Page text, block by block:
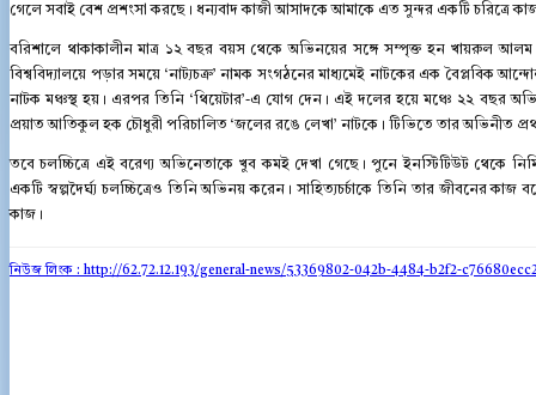
গেলে সবাই বেশ প্রশংসা করছে। ধন্যবাদ কাজী আসাদকে আমাকে এত সুন্দর একটি চরিত্রে
বরিশালে থাকাকালীন মাত্র ১২ বছর বয়স থেকে অভিনয়ের সঙ্গে সম্পৃক্ত হন খায়রুল
বিশ্ববিদ্যালয়ে পড়ার সময়ে ‘নাট্যচক্র’ নামক সংগঠনের মাধ্যমেই নাটকের এক
নাটক মঞ্চস্থ হয়। এরপর তিনি ‘থিয়েটার’-এ যোগ দেন। এই দলের হয়ে মঞ্চে ২২ বছর
প্রয়াত আতিকুল হক চৌধুরী পরিচালিত ‘জলের রঙে লেখা’ নাটকে। টিভিতে তার অভিনীত প্রথম
তবে চলচ্চিত্রে এই বরেণ্য অভিনেতাকে খুব কমই দেখা গেছে। পুনে ইনস্টিটিউট থেকে
একটি স্বল্পদৈর্ঘ্য চলচ্চিত্রেও তিনি অভিনয় করেন। সাহিত্যচর্চাকে তিনি তার জীবনের
কাজ।
নিউজ লিংক : http://62.72.12.193/general-news/53369802-042b-4484-b2f2-